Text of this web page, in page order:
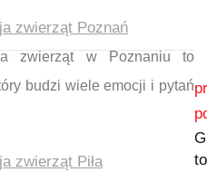
zwierząt Poznań
zwierząt w Poznaniu to
budzi wiele emocji i pytań
zwierząt Piła
to